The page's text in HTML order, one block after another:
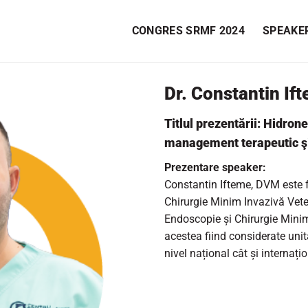
CONGRES SRMF 2024
Dr. Constantin
Titlul prezentării:
management terapeutic
Prezentare speaker:
Constantin Ifteme, DVM
Chirurgie Minim Invazivă
Endoscopie și Chirurgie
acestea fiind considerate
nivel național cât și